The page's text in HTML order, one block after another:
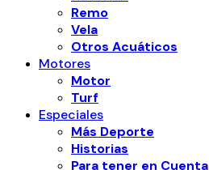
Remo
Vela
Otros Acuáticos
Motores
Motor
Turf
Especiales
Más Deporte
Historias
Para tener en Cuenta